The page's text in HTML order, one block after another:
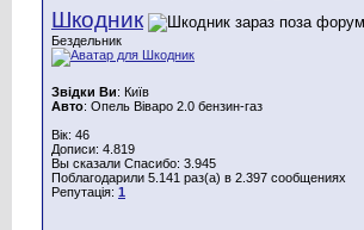
Шкодник
Бездельник
Звідки Ви: Київ
Авто: Опель Віваро 2.0 бензин-газ
Вік: 46
Дописи: 4.819
Вы сказали Спасибо: 3.945
Поблагодарили 5.141 раз(а) в 2.397 сообщениях
Репутація: 1